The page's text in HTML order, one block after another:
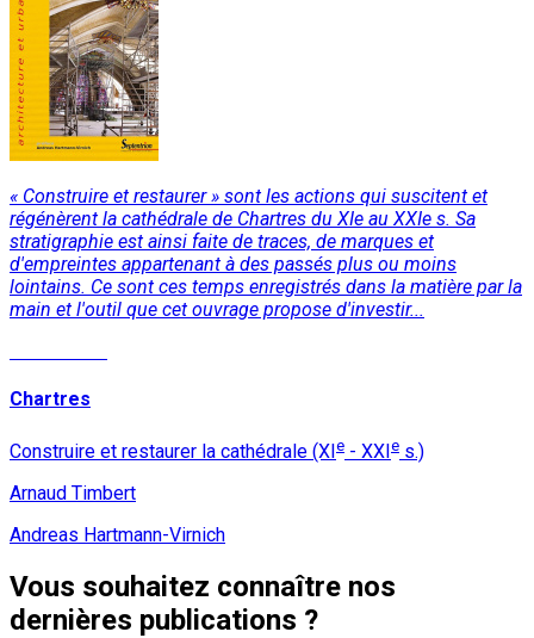
« Construire et restaurer » sont les actions qui suscitent et
régénèrent la cathédrale de Chartres du XIe au XXIe s. Sa
stratigraphie est ainsi faite de traces, de marques et
d'empreintes appartenant à des passés plus ou moins
lointains. Ce sont ces temps enregistrés dans la matière par la
main et l'outil que cet ouvrage propose d'investir...
Chartres
Construire et restaurer la cathédrale (XIe - XXIe s.)
Arnaud Timbert
Andreas Hartmann-Virnich
Vous souhaitez connaître nos
dernières publications ?